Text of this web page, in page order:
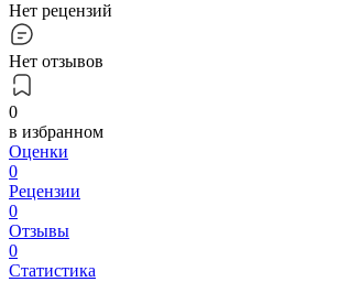
Нет рецензий
Нет отзывов
0
в избранном
Оценки
0
Рецензии
0
Отзывы
0
Статистика